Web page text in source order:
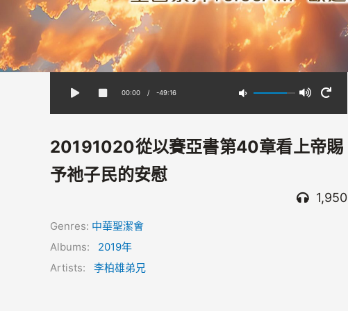
00:00 / -49:16
20191020從以賽亞書第40章看上帝賜
予祂子民的安慰
1,950
Genres: 中華聖潔會
Albums: 2019年
Artists: 李柏雄弟兄